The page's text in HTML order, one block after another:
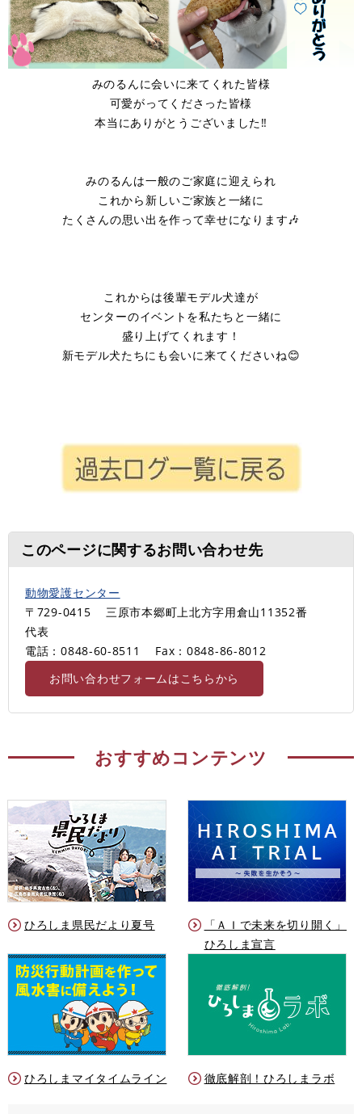
みのるんに会いに来てくれた皆様
可愛がってくださった皆様
本当にありがとうございました‼
みのるんは一般のご家庭に迎えられ
これから新しいご家族と一緒に
たくさんの思い出を作って幸せになります🎶
これからは後輩モデル犬達が
センターのイベントを私たちと一緒に
盛り上げてくれます！
新モデル犬たちにも会いに来てくださいね😊
このページに関するお問い合わせ先
動物愛護センター
〒729-0415
三原市本郷町上北方字用倉山11352番
代表
電話：0848-60-8511
Fax：0848-86-8012
お問い合わせフォームはこちらから
おすすめコンテンツ
ひろしま県民だより夏号
「ＡＩで未来を切り開く」
ひろしま宣言
ひろしまマイタイムライン 徹底解剖！ひろしまラボ